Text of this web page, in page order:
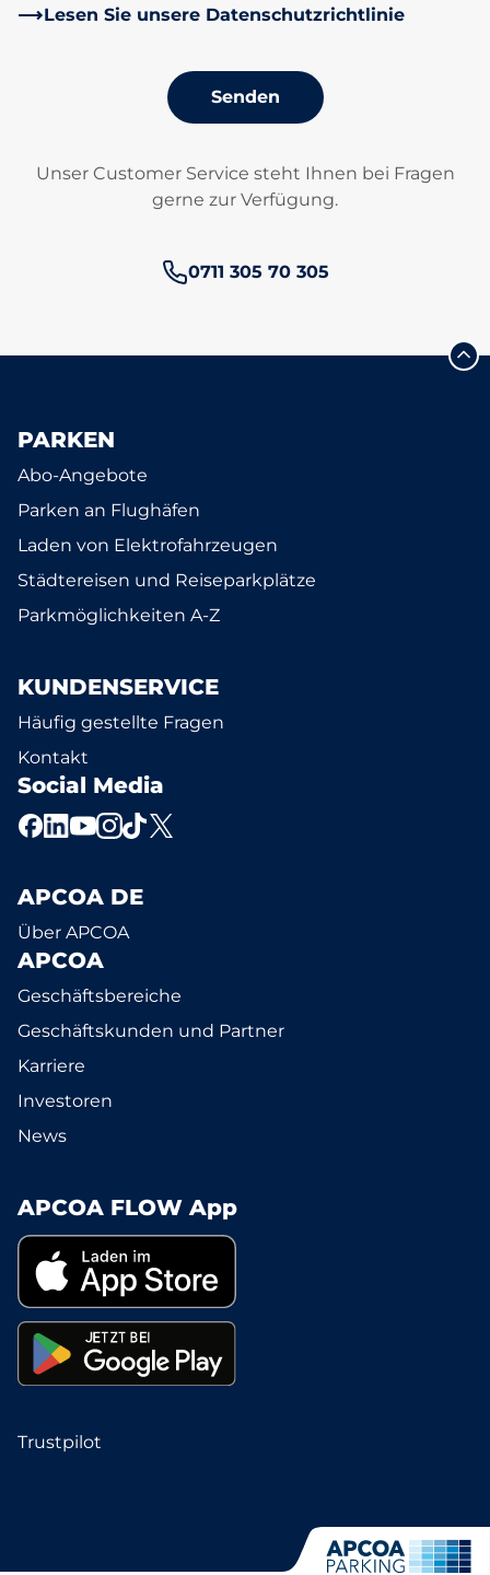
Lesen Sie unsere Datenschutzrichtlinie
Senden
Unser Customer Service steht Ihnen bei Fragen
gerne zur Verfügung.
Telefonnummer:
0711 305 70 305
PARKEN
Abo-Angebote
Parken an Flughäfen
Laden von Elektrofahrzeugen
Städtereisen und Reiseparkplätze
Parkmöglichkeiten A-Z
KUNDENSERVICE
Häufig gestellte Fragen
Kontakt
Social Media
APCOA DE
Über APCOA
APCOA
Geschäftsbereiche
Geschäftskunden und Partner
Karriere
Investoren
News
APCOA FLOW App
Trustpilot